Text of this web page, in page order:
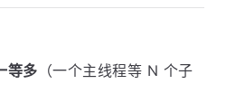
等多 （一个主线程等 N 个子